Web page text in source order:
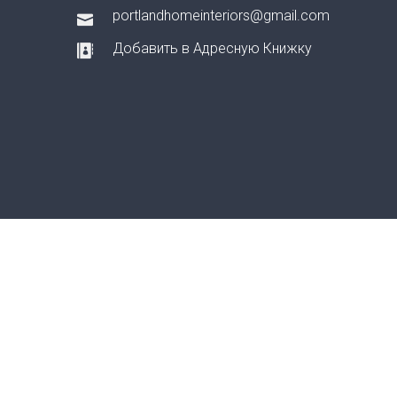
portlandhomeinteriors@gmail.com
Добавить в Адресную Книжку